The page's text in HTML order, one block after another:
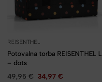
REISENTHEL
Potovalna torba REISENTHEL L
– dots
49,95€ 34,97 €